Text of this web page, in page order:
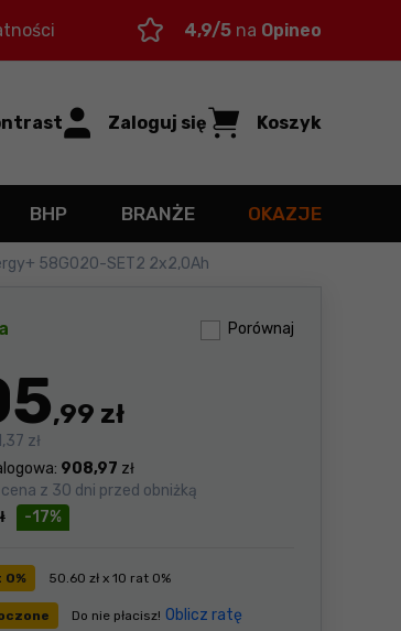
4,9/5 na Opineo
Zaloguj się Koszyk
BHP BRANŻE OKAZJE
58G020-SET2 2x2,0Ah
Porównaj
,99 zł
zł
908,97 zł
-17%
z 30 dni przed obniżką
0% 50.60 zł x 10 rat 0%
Do nie płacisz! Oblicz ratę